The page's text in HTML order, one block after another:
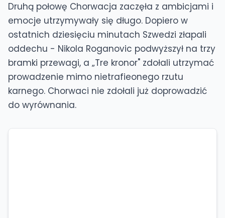
Druhą połowę Chorwacja zaczęła z ambicjami i
emocje utrzymywały się długo. Dopiero w
ostatnich dziesięciu minutach Szwedzi złapali
oddechu - Nikola Roganovic podwyższył na trzy
bramki przewagi, a „Tre kronor" zdołali utrzymać
prowadzenie mimo nietrafieonego rzutu
karnego. Chorwaci nie zdołali już doprowadzić
do wyrównania.